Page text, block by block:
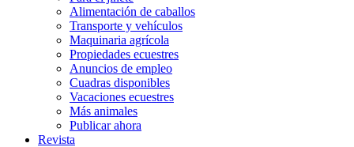
Alimentación de caballos
Transporte y vehículos
Maquinaria agrícola
Propiedades ecuestres
Anuncios de empleo
Cuadras disponibles
Vacaciones ecuestres
Más animales
Publicar ahora
Revista